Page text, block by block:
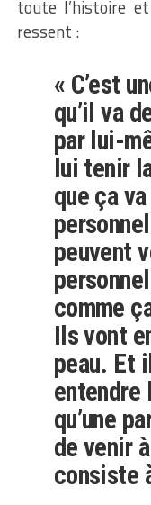
toute l’histoire
ressent :
« C’est
qu’il va
par lui-
lui tenir
que ça
peuvent
comme
Ils vont
peau. Et
entendre
qu’une
de venir
consiste